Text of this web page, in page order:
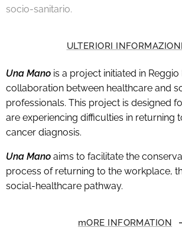
socio-sanitario.
ULTERIORI INFORMAZIONI
Una Mano is a project initiated in
collaboration between healthcare and
professionals. This project is designed
are experiencing difficulties in returning
cancer diagnosis.
Una Mano aims to facilitate the
process of returning to the workplace,
social-healthcare pathway.
mORE INFORMATION